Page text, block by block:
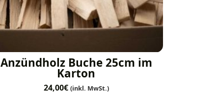
Anzündholz Buche 25cm im
Karton
24,00€ (inkl. MwSt.)